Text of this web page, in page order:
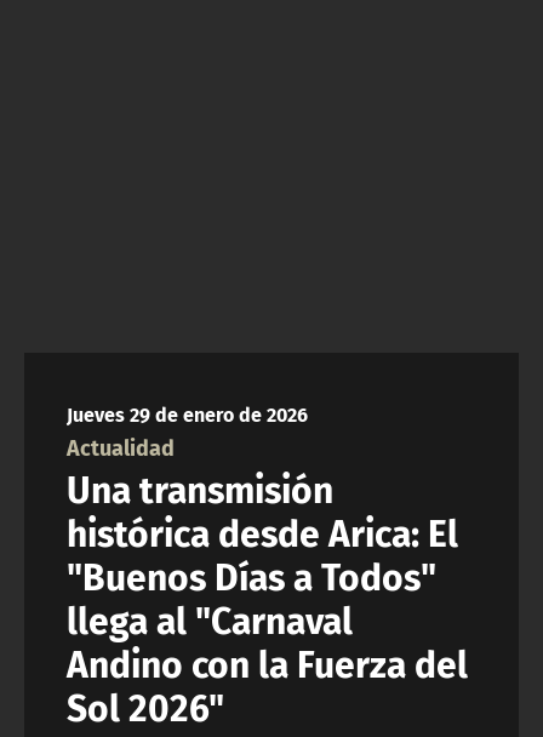
Jueves 29 de enero de 2026
Actualidad
Una transmisión
histórica desde Arica: El
"Buenos Días a Todos"
llega al "Carnaval
Andino con la Fuerza del
Sol 2026"